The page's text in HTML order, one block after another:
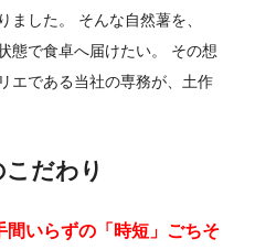
ました。 そんな自然薯を、
態で食卓へ届けたい。 その想
エである当社の専務が、土作
だわり
間いらずの「時短」ごちそ